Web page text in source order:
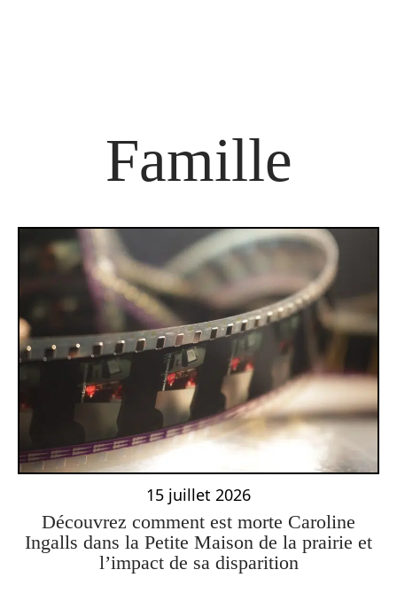
Famille
15 juillet 2026
Découvrez comment est morte Caroline
Ingalls dans la Petite Maison de la prairie et
l’impact de sa disparition